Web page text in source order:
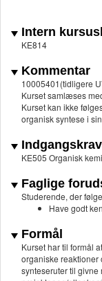
Intern
KE814
Kommentar
10005401(tidligere
Kurset samlæses
Kurset kan ikke
organisk syntese i
Indgangskrav
KE505 Organisk
Faglige
Studerende, der
Have godt
Formål
Kurset har til formål
organiske
synteseruter til givne